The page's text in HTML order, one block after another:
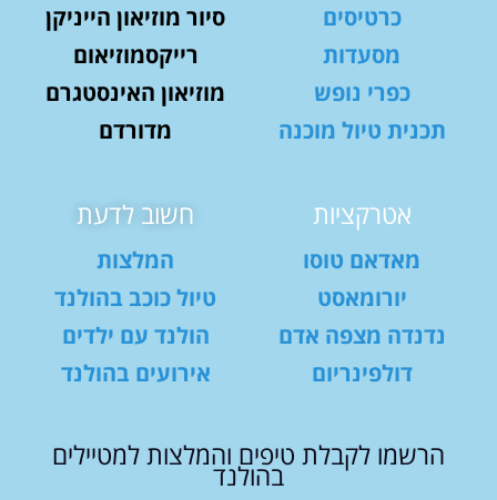
כרטיסים
מסעדות
כפרי נופש
תכנית טיול מוכנה
סיור מוזיאון הייניקן
רייקסמוזיאום
מוזיאון האינסטגרם
מדורדם
אטרקציות
מאדאם טוסו
יורומאסט
נדנדה מצפה אדם
דולפינריום
חשוב לדעת
המלצות
טיול כוכב בהולנד
הולנד עם ילדים
אירועים בהולנד
הרשמו לקבלת טיפים והמלצות למטיילים
בהולנד